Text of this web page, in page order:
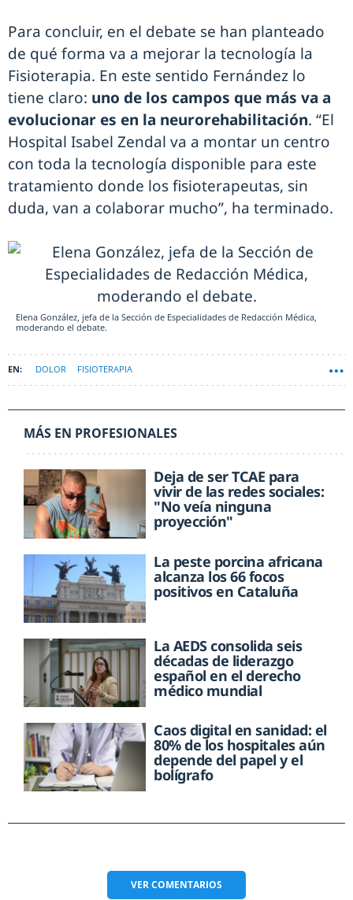
Para concluir, en el debate se han planteado
de qué forma va a mejorar la tecnología la
Fisioterapia. En este sentido Fernández lo
tiene claro: uno de los campos que más va a
evolucionar es en la neurorehabilitación. “El
Hospital Isabel Zendal va a montar un centro
con toda la tecnología disponible para este
tratamiento donde los fisioterapeutas, sin
duda, van a colaborar mucho”, ha terminado.
Elena González, jefa de la Sección de Especialidades de Redacción Médica,
moderando el debate.
DOLOR FISIOTERAPIA
MÁS EN PROFESIONALES
Deja de ser TCAE para
vivir de las redes sociales:
"No veía ninguna
proyección"
La peste porcina africana
alcanza los 66 focos
positivos en Cataluña
La AEDS consolida seis
décadas de liderazgo
español en el derecho
médico mundial
Caos digital en sanidad: el
80% de los hospitales aún
depende del papel y el
bolígrafo
VERCOMENTARIOS